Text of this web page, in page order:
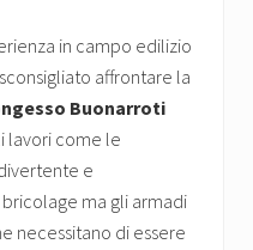
in campo edilizio
affrontare la
Buonarroti
lavori come le
e
ma gli armadi
necessitano di essere